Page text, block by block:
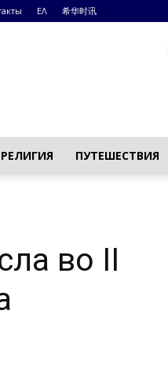
ΕΛ 希华时讯
РЕЛИГИЯ ПУТЕШЕСТВИЯ
во II